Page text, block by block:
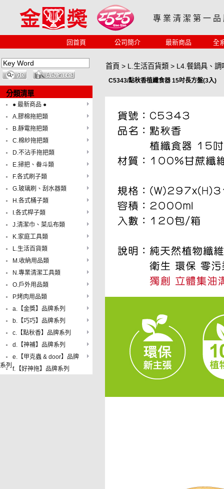
專 業 清 潔 第 一 品
回首頁 公司簡介 最新商品 全
分類清單
● 最新商品 ●
A.膠棉拖把類
B.靜電拖把類
C.棉紗拖把類
D.不沾手拖把類
E.掃把、畚斗類
F.各式刷子類
G.玻璃刷、刮水器類
H.各式桶子類
I.各式桿子類
J.清潔巾、菜瓜布類
K.家庭工具類
L.生活百貨類
M.收納用品類
N.專業清潔工具類
O.戶外用品類
P.烤肉用品類
a.【金獎】品牌系列
b.【巧巧】品牌系列
c.【點秋香】品牌系列
d.【神補】品牌系列
e.【甲克蟲 & door】品牌
系列 f.【好神拖】品牌系列
首頁 > L.生活百貨類 > L4.餐鍋具、調
C5343/點秋香植纖食器 15吋長方盤(3入)